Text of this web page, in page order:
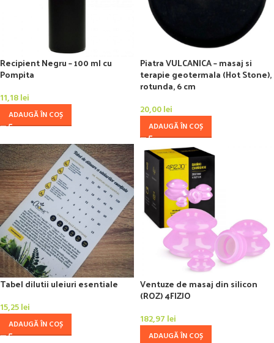
Recipient Negru – 100 ml cu
Pompita
11,18lei
ADAUGĂ ÎN COȘ
Piatra VULCANICA – masaj si
terapie geotermala (Hot Stone),
rotunda, 6 cm
20,00lei
ADAUGĂ ÎN COȘ
Tabel dilutii uleiuri esentiale
15,25lei
ADAUGĂ ÎN COȘ
Ventuze de masaj din silicon
(ROZ) 4FIZJO
182,97 lei
ADAUGĂ ÎN COȘ